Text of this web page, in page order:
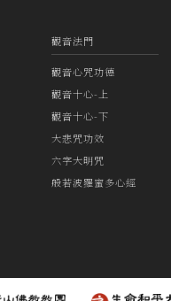
觀音法門
觀音心咒功德
觀音十心-上
觀音十心-下
大悲咒功效
六字大明咒
般若波羅蜜多心經